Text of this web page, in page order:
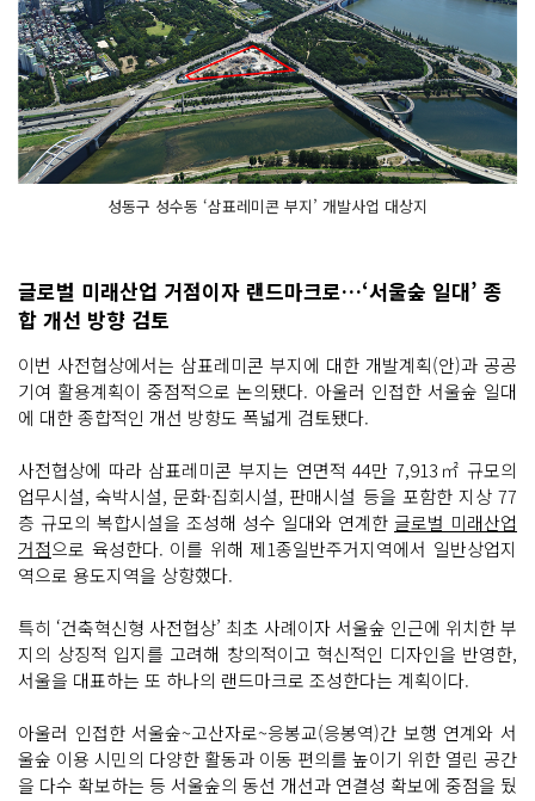
성동구 성수동 ‘삼표레미콘 부지’ 개발사업 대상지
글로벌 미래산업 거점이자 랜드마크로…‘서울숲 일대’ 종
합 개선 방향 검토
이번 사전협상에서는 삼표레미콘 부지에 대한 개발계획(안)과 공공
기여 활용계획이 중점적으로 논의됐다. 아울러 인접한 서울숲 일대
에 대한 종합적인 개선 방향도 폭넓게 검토됐다.
사전협상에 따라 삼표레미콘 부지는 연면적 44만 7,913㎡ 규모의
업무시설, 숙박시설, 문화·집회시설, 판매시설 등을 포함한 지상 77
층 규모의 복합시설을 조성해 성수 일대와 연계한 글로벌 미래산업
거점으로 육성한다. 이를 위해 제1종일반주거지역에서 일반상업지
역으로 용도지역을 상향했다.
특히 ‘건축혁신형 사전협상’ 최초 사례이자 서울숲 인근에 위치한 부
지의 상징적 입지를 고려해 창의적이고 혁신적인 디자인을 반영한,
서울을 대표하는 또 하나의 랜드마크로 조성한다는 계획이다.
아울러 인접한 서울숲~고산자로~응봉교(응봉역)간 보행 연계와 서
울숲 이용 시민의 다양한 활동과 이동 편의를 높이기 위한 열린 공간
을 다수 확보하는 등 서울숲의 동선 개선과 연결성 확보에 중점을 뒀